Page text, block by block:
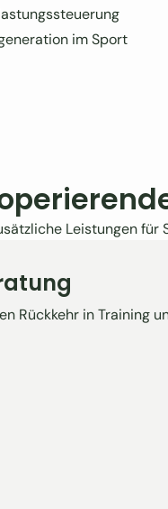
im Sport
Leistungen für
Rückkehr in Training